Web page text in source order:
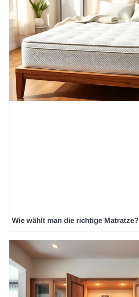
Wie wählt man die richtige Matratze?